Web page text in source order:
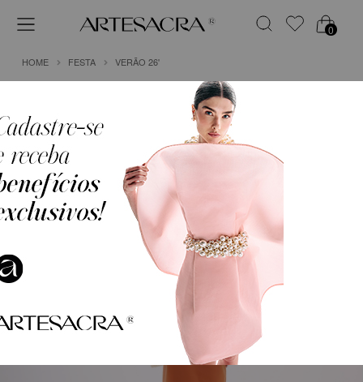
0
HOME FESTA VERÃO 26'